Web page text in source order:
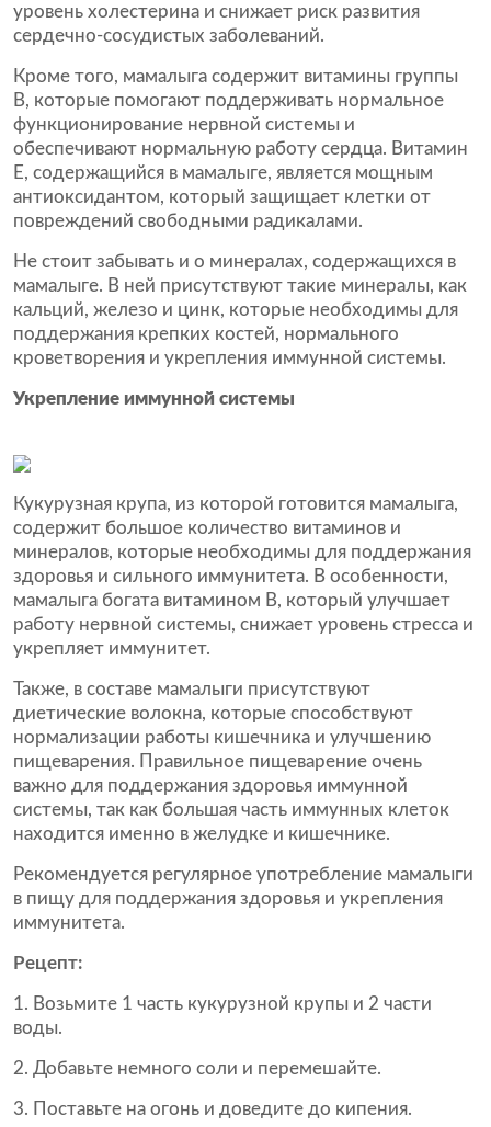
уровень холестерина и снижает риск развития
сердечно-сосудистых заболеваний.
Кроме того, мамалыга содержит витамины группы
В, которые помогают поддерживать нормальное
функционирование нервной системы и
обеспечивают нормальную работу сердца. Витамин
Е, содержащийся в мамалыге, является мощным
антиоксидантом, который защищает клетки от
повреждений свободными радикалами.
Не стоит забывать и о минералах, содержащихся в
мамалыге. В ней присутствуют такие минералы, как
кальций, железо и цинк, которые необходимы для
поддержания крепких костей, нормального
кроветворения и укрепления иммунной системы.
Укрепление иммунной системы
Кукурузная крупа, из которой готовится мамалыга,
содержит большое количество витаминов и
минералов, которые необходимы для поддержания
здоровья и сильного иммунитета. В особенности,
мамалыга богата витамином В, который улучшает
работу нервной системы, снижает уровень стресса и
укрепляет иммунитет.
Также, в составе мамалыги присутствуют
диетические волокна, которые способствуют
нормализации работы кишечника и улучшению
пищеварения. Правильное пищеварение очень
важно для поддержания здоровья иммунной
системы, так как большая часть иммунных клеток
находится именно в желудке и кишечнике.
Рекомендуется регулярное употребление мамалыги
в пищу для поддержания здоровья и укрепления
иммунитета.
Рецепт:
Возьмите 1 часть кукурузной крупы и 2 части
воды.
Добавьте немного соли и перемешайте.
Поставьте на огонь и доведите до кипения.